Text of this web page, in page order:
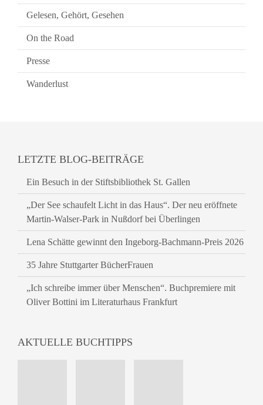
Gelesen, Gehört, Gesehen
On the Road
Presse
Wanderlust
LETZTE BLOG-BEITRÄGE
Ein Besuch in der Stiftsbibliothek St. Gallen
„Der See schaufelt Licht in das Haus“. Der neu eröffnete
Martin-Walser-Park in Nußdorf bei Überlingen
Lena Schätte gewinnt den Ingeborg-Bachmann-Preis 2026
35 Jahre Stuttgarter BücherFrauen
„Ich schreibe immer über Menschen“. Buchpremiere mit
Oliver Bottini im Literaturhaus Frankfurt
AKTUELLE BUCHTIPPS